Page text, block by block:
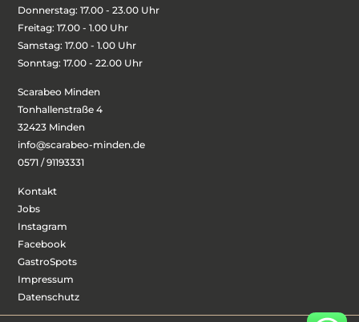
Donnerstag: 17.00 - 23.00 Uhr
Freitag: 17.00 - 1.00 Uhr
Samstag: 17.00 - 1.00 Uhr
Sonntag: 17.00 - 22.00 Uhr
Scarabeo Minden
Tonhallenstraße 4
32423 Minden
info@scarabeo-minden.de
0571 / 91193331
Kontakt
Jobs
Instagram
Facebook
GastroSpots
Impressum
Datenschutz